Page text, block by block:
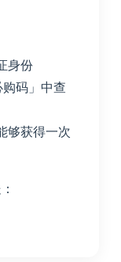
身份
码」中查
够获得一次